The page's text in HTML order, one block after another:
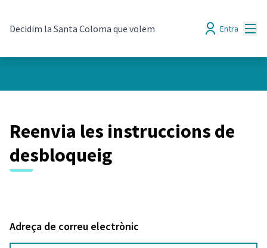
Decidim la Santa Coloma que volem Entra
Reenvia les instruccions de
desbloqueig
Adreça de correu electrònic